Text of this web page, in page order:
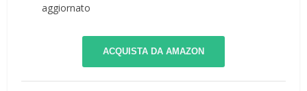
aggiornato
ACQUISTA DA AMAZON